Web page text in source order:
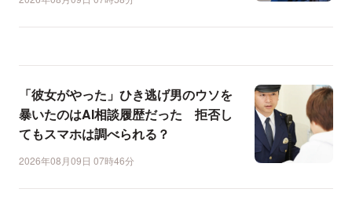
「彼女がやった」ひき逃げ男のウソを
暴いたのはAI相談履歴だった 拒否し
てもスマホは調べられる？
2026年08月09日 07時46分